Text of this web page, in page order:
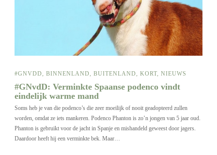
#GNVDD, BINNENLAND, BUITENLAND, KORT, NIEUWS
#GNvdD: Verminkte Spaanse podenco vindt
eindelijk warme mand
Soms heb je van die podenco’s die zeer moeilijk of nooit geadopteerd zullen
worden, omdat ze iets mankeren. Podenco Phanton is zo’n jongen van 5 jaar oud.
Phanton is gebruikt voor de jacht in Spanje en mishandeld geweest door jagers.
Daardoor heeft hij een verminkte bek. Maar…